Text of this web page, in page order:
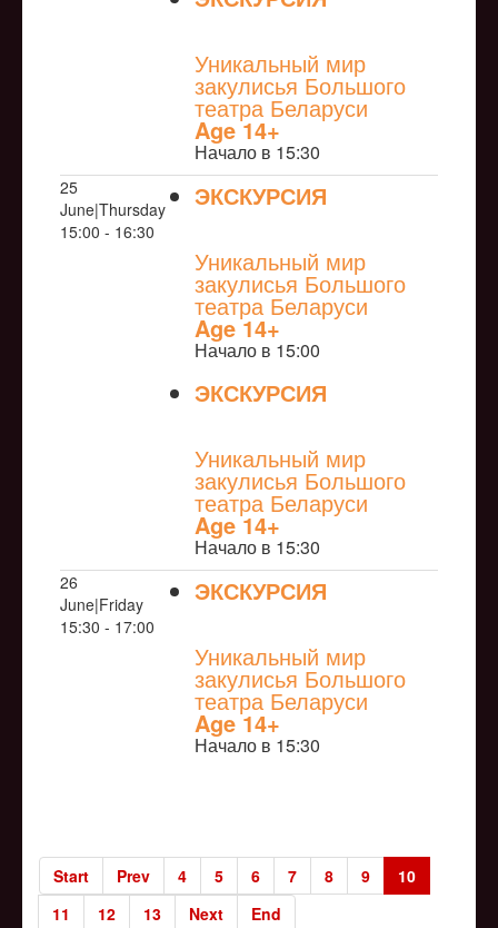
Уникальный мир
закулисья Большого
театра Беларуси
Age 14+
Начало в 15:30
25
June|Thursday
15:00 - 16:30
ЭКСКУРСИЯ
Уникальный мир
закулисья Большого
театра Беларуси
Age 14+
Начало в 15:00
ЭКСКУРСИЯ
Уникальный мир
закулисья Большого
театра Беларуси
Age 14+
Начало в 15:30
26
June|Friday
15:30 - 17:00
ЭКСКУРСИЯ
Уникальный мир
закулисья Большого
театра Беларуси
Age 14+
Начало в 15:30
Start Prev 4 5 6 7 8 9
10
11
12 13 Next End